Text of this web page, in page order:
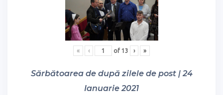
« ‹ of 13 › »
Sărbătoarea de după zilele de post | 24
Ianuarie 2021